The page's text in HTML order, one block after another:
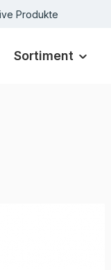
Produkte
Sortiment